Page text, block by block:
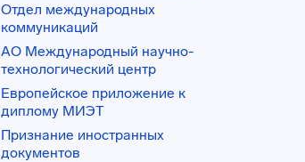
Отдел международных
коммуникаций
АО Международный научно-
технологический центр
Европейское приложение к
диплому МИЭТ
Признание иностранных
документов